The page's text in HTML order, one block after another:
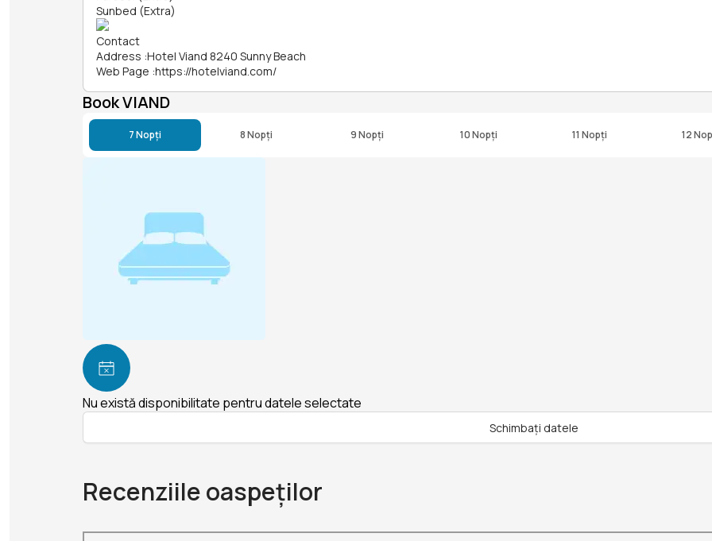
Sunbed (Extra)
Contact
Address :Hotel Viand 8240 Sunny Beach
Web Page :https://hotelviand.com/
Book VIAND
7 Nopți 8 Nopți 9 Nopți 10 Nopți 11 Nopți 12
Nu există disponibilitate pentru datele selectate
Schimbați datele
Recenziile oaspeților